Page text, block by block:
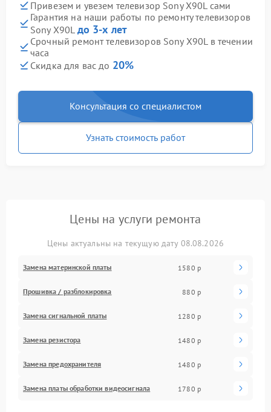
Привезем и увезем телевизор Sony X90L сами
Гарантия на наши работы по ремонту телевизоров
Sony X90L до 3-х лет
Срочный ремонт телевизоров Sony X90L в течении
часа
Скидка для вас до 20%
Консультация со специалистом
Узнать стоимость работ
Цены на услуги ремонта
Цены актуальны на текущую дату 08.08.2026
Замена материнской платы 1580 р
Прошивка / разблокировка 880 р
Замена сигнальной платы 1280 р
Замена резистора 1480 р
Замена предохранителя 1480 р
Замена платы обработки видеосигнала 1780 р